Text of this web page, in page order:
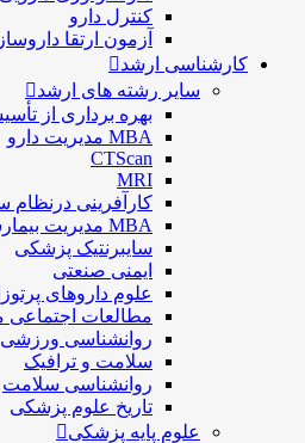
كنترل دارو
آزمون ارتقا
کارشناسی ارشد
سایر رشته های ارشد
بهره برداری از
MBA مدیریت دارو
CTScan
MRI
کارآفرینی درنظام
MBA مدیریت بیمارستانی
سایبرنتیک پزشکی
ایمنی صنعتی
علوم داروهای پرتوزا
مطالعات اجتماعی
روانشناسی ورزشی
سلامت و ترافیک
روانشناسی سلامت
تاریخ علوم پزشکی
علوم پایه پزشکی